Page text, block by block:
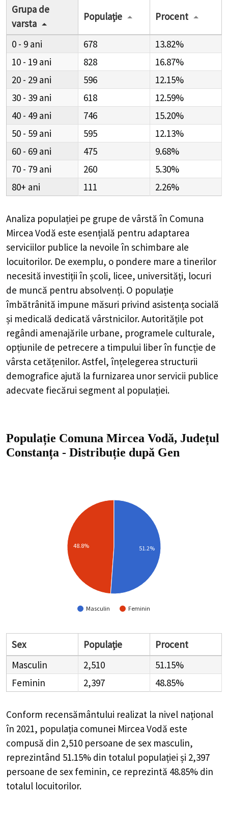
Grupa de
varsta
Populație Procent
0 - 9 678
13.82%
10 - 19
828
16.87%
20 - 29
596
12.15%
30 - 39
618
12.59%
40 - 49
746
15.20%
50 - 59
595
12.13%
60 - 69
475
9.68%
70 - 79
260
5.30%
80+
111 2.26%
Analiza populației pe grupe de vârstă în Comuna
Mircea Vodă este esențială pentru adaptarea
serviciilor publice la nevoile în schimbare ale
locuitorilor. De exemplu, o pondere mare a tinerilor
necesită investiții în școli, licee, universități, locuri
de muncă pentru absolvenți. O populație
îmbătrânită impune măsuri privind asistența socială
și medicală dedicată vârstnicilor. Autoritățile pot
regândi amenajările urbane, programele culturale,
opțiunile de petrecere a timpului liber în funcție de
vârsta cetățenilor. Astfel, înțelegerea structurii
demografice ajută la furnizarea unor servicii publice
adecvate fiecărui segment al populației.
Populație Comuna Mircea Vodă, Județul
Constanța - Distribuție după Gen
Masculin Feminin
48.8% 51.2%
Sex Populație
Procent
Masculin
2,510
51.15%
Feminin
2,397 48.85%
Conform recensământului realizat la nivel național
în 2021, populația comunei Mircea Vodă este
compusă din 2,510 persoane de sex masculin,
reprezintând 51.15% din totalul populației și 2,397
persoane de sex feminin, ce reprezintă 48.85% din
totalul locuitorilor.